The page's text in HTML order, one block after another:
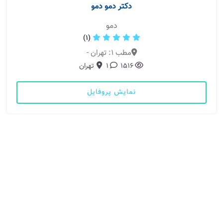
دکتر دمو دمو
دمو
(1)
مطب 1: تهران -
1516
1 تهران
نمایش پروفایل